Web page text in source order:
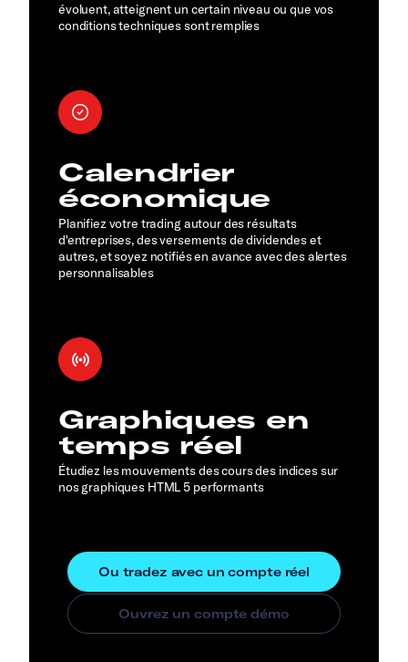
évoluent, atteignent un certain niveau ou que vos
conditions techniques sont remplies
Calendrier
économique
Planifiez votre trading autour des résultats
d'entreprises, des versements de dividendes et
autres, et soyez notifiés en avance avec des alertes
personnalisables
Graphiques en
temps réel
Étudiez les mouvements des cours des indices sur
nos graphiques HTML 5 performants